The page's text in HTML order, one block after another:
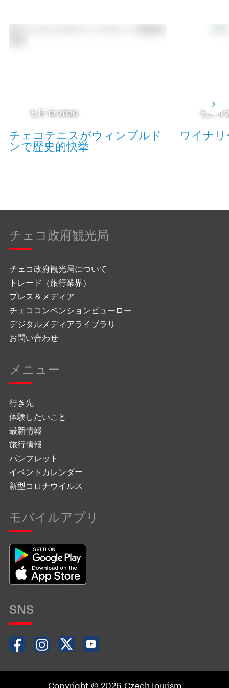
七月 12 2026
チェコテニスがウィンブルド
ンで歴史的快挙
七月 9
ワイナ
チェコ政府観光局
チェコ政府観光局について
トレード（旅行業界）
プレス＆メディア
チェココンベンションビューロー
デジタルメディアライブラリ
お問い合わせ
メニュー
行き先
体験したいこと
最新情報
旅行情報
パンフレット
イベントカレンダー
新型コロナウイルス
モバイルアプリ
SNS
Copyright © 2026 CzechTourism